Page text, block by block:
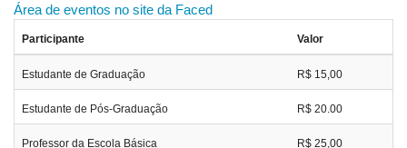
Área de eventos no site da Faced
Participante Valor
Estudante de Graduação R$ 15,00
Estudante de Pós-Graduação R$ 20.00
Professor da Escola Básica R$ 25,00